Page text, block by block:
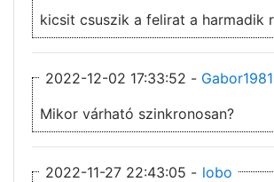
kicsit csuszik a felirat a harmadik
2022-12-02 17:33:52 - Gabor1981
Mikor várható szinkronosan?
2022-11-27 22:43:05 - lobo